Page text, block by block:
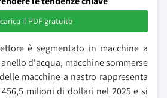
il PDF gratuito
è segmentato in macchine a
d'acqua, macchine sommerse
macchine a nastro rappresenta
milioni di dollari nel 2025 e si